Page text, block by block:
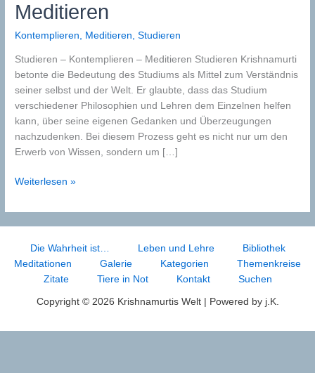
Meditieren
Kontemplieren Meditieren ,Studieren
Studieren – Kontemplieren – Meditieren Studieren Krishnamurti
betonte die Bedeutung des Studiums als Mittel zum Verständnis
seiner selbst und der Welt. Er glaubte, dass das Studium
verschiedener Philosophien und Lehren dem Einzelnen helfen
kann, über seine eigenen Gedanken und Überzeugungen
nachzudenken. Bei diesem Prozess geht es nicht nur um den
Erwerb von Wissen, sondern um […]
Studieren
Kontemplieren
–
Meditieren
Weiterlesen »
Die Wahrheit ist… Leben und Lehre
Bibliothek
Meditationen
Galerie Kategorien
Themenkreise
Zitate
Tiere in Not Kontakt Suchen
Copyright © 2026 Krishnamurtis Welt | Powered by j.K.